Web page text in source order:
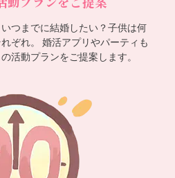
つまでに結婚したい？子供は何
ぞれ。 婚活アプリやパーティも
活動プランをご提案します。